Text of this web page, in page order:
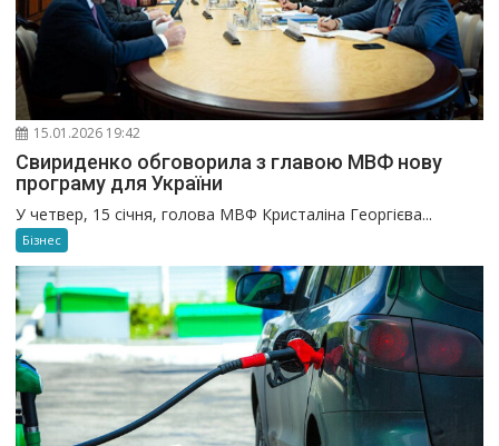
15.01.2026 19:42
Свириденко обговорила з главою МВФ нову
програму для України
У четвер, 15 січня, голова МВФ Кристаліна Георгієва...
Бізнес